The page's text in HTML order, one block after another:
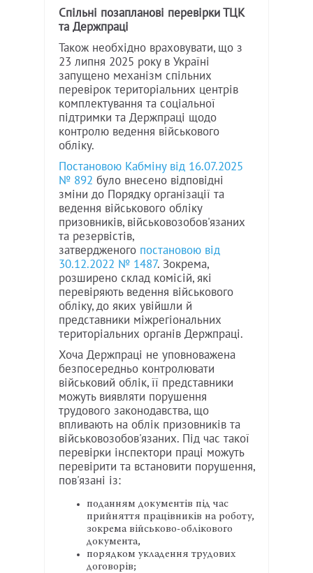
Спільні позапланові перевірки ТЦК
та Держпраці
Також необхідно враховувати, що з
23 липня 2025 року в Україні
запущено механізм спільних
перевірок територіальних центрів
комплектування та соціальної
підтримки та Держпраці щодо
контролю ведення військового
обліку.
Постановою Кабміну від 16.07.2025
№ 892 було внесено відповідні
зміни до Порядку організації та
ведення військового обліку
призовників, військовозобов'язаних
та резервістів,
затвердженого постановою від
30.12.2022 № 1487. Зокрема,
розширено склад комісій, які
перевіряють ведення військового
обліку, до яких увійшли й
представники міжрегіональних
територіальних органів Держпраці.
Хоча Держпраці не уповноважена
безпосередньо контролювати
військовий облік, її представники
можуть виявляти порушення
трудового законодавства, що
впливають на облік призовників та
військовозобов'язаних. Під час такої
перевірки інспектори праці можуть
перевірити та встановити порушення,
пов'язані із:
поданням документів під час
прийняття працівників на роботу,
зокрема військово-облікового
документа,
порядком укладення трудових
договорів;